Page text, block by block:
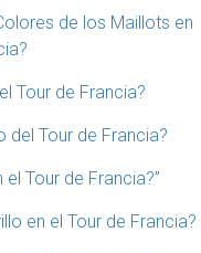
de los Maillots en
Tour de Francia?
del Tour de Francia?
Tour de Francia?”
en el Tour de Francia?